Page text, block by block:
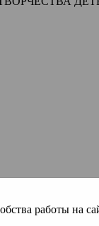
работы на